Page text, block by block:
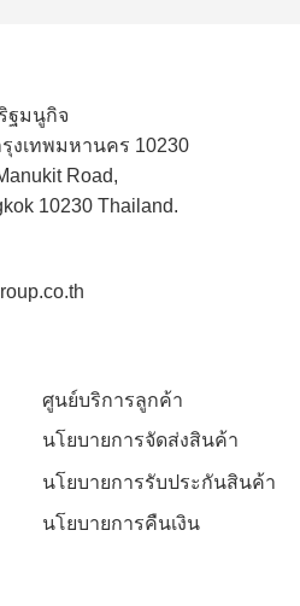
ฐมนูกิจ
งเทพมหานคร 10230
Road,
10230 Thailand.
ศูนย์บริการลูกค้า
นโยบายการจัดส่งสินค้า
นโยบายการรับประกันสินค้า
นโยบายการคืนเงิน